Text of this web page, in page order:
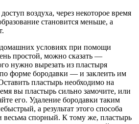
воздуха, через некоторое время
становится меньше, а
условиях при помощи
простой, можно сказать —
нужно вырезать из пластыря
форме бородавки — и заклеить им
пластырь необходимо на
вы пластырь сильно замочите, или
его. Удаление бородавки таким
а результат этого способа
весьма спорный. К тому же, пластырь